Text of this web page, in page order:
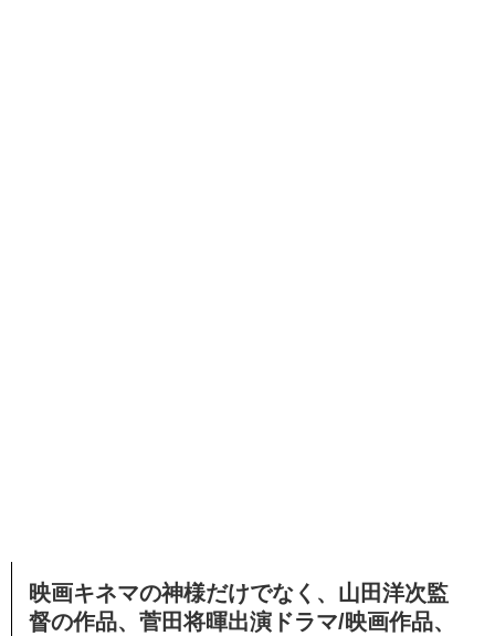
映画キネマの神様だけでなく、山田洋次監
督の作品、菅田将暉出演ドラマ/映画作品、